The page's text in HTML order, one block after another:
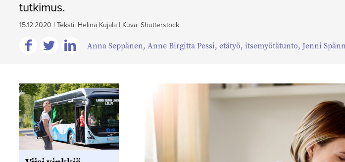
tutkimus.
15.12.2020 | Teksti: Helinä Kujala | Kuva: Shutterstock
Facebookissa
Twitterissä
Linkedinissä
Anna Seppänen, Anne Birgitta Pessi, etätyö, itsemyötätunto, Jenni